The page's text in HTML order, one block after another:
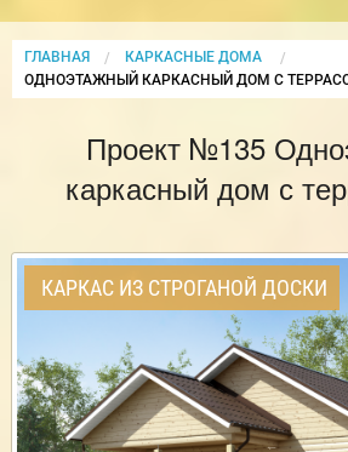
ГЛАВНАЯ
КАРКАСНЫЕ ДОМА
CURRENT:
ОДНОЭТАЖНЫЙ КАРКАСНЫЙ ДОМ С
Проект №135
каркасный дом с
КАРКАС ИЗ СТРОГАНОЙ ДОСКИ